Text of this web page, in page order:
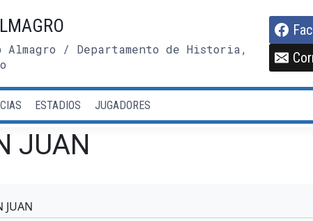
/ Departamento de Historia,
ESTADIOS JUGADORES
JUAN
JUAN